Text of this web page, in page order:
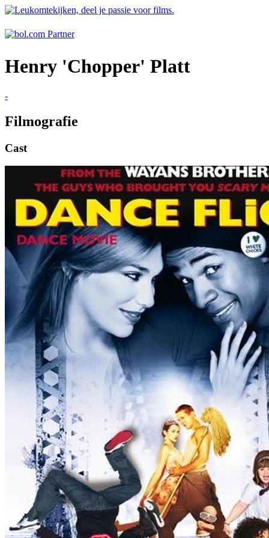
Henry 'Chopper' Platt
-
Filmografie
Cast